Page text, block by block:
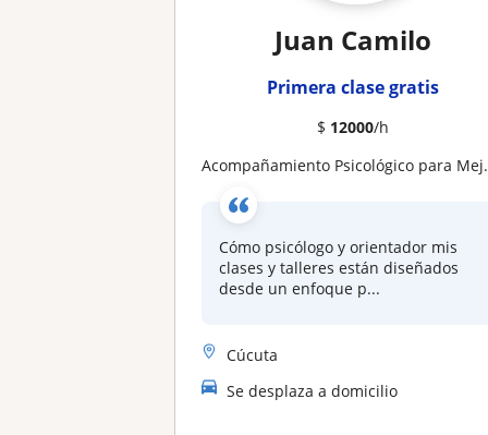
Juan Camilo
Primera clase gratis
$ 12000/h
Acompañamiento Psicológico para Mejorar Conducta y Rendimiento Académico
Cómo psicólogo y orientador mis
clases y talleres están diseñados
desde un enfoque p...
Cúcuta
Se desplaza a domicilio